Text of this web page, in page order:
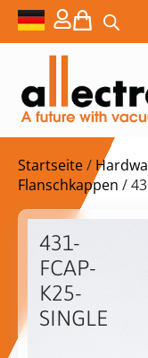
Startseite/
Flanschkappen /
431-
FCAP-
K25-
SINGLE
$